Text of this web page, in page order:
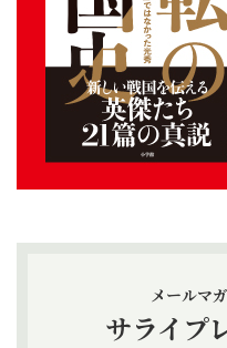
メールマ
サライプ